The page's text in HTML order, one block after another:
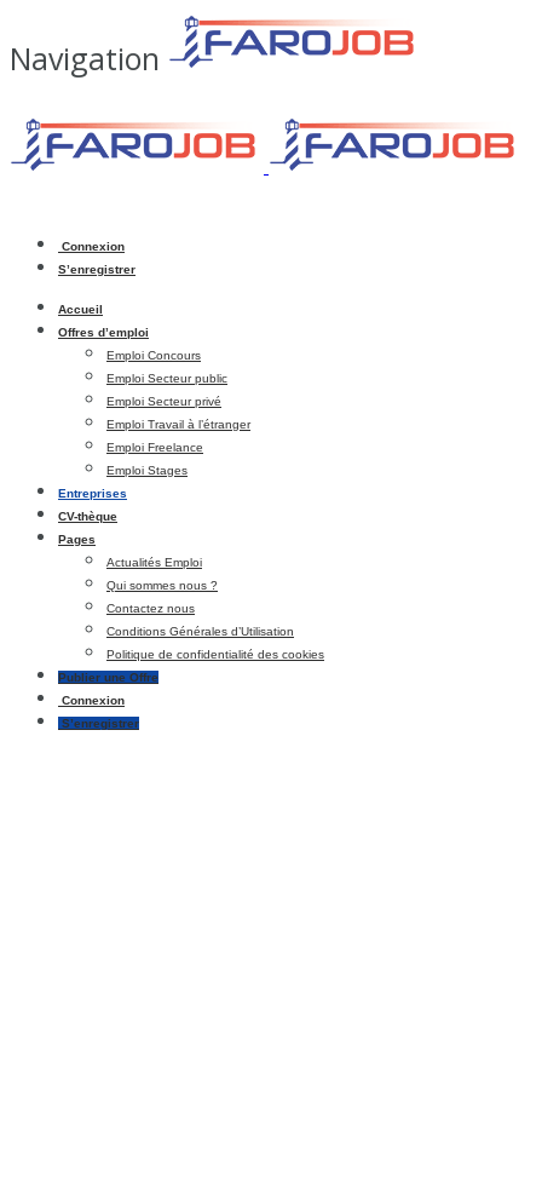
Navigation
Connexion
S’enregistrer
Accueil
Offres d’emploi
Emploi Concours
Emploi Secteur public
Emploi Secteur privé
Emploi Travail à l’étranger
Emploi Freelance
Emploi Stages
Entreprises
CV-thèque
Pages
Actualités Emploi
Qui sommes nous ?
Contactez nous
Conditions Générales d’Utilisation
Politique de confidentialité des cookies
Publier une Offre
Connexion
S’enregistrer